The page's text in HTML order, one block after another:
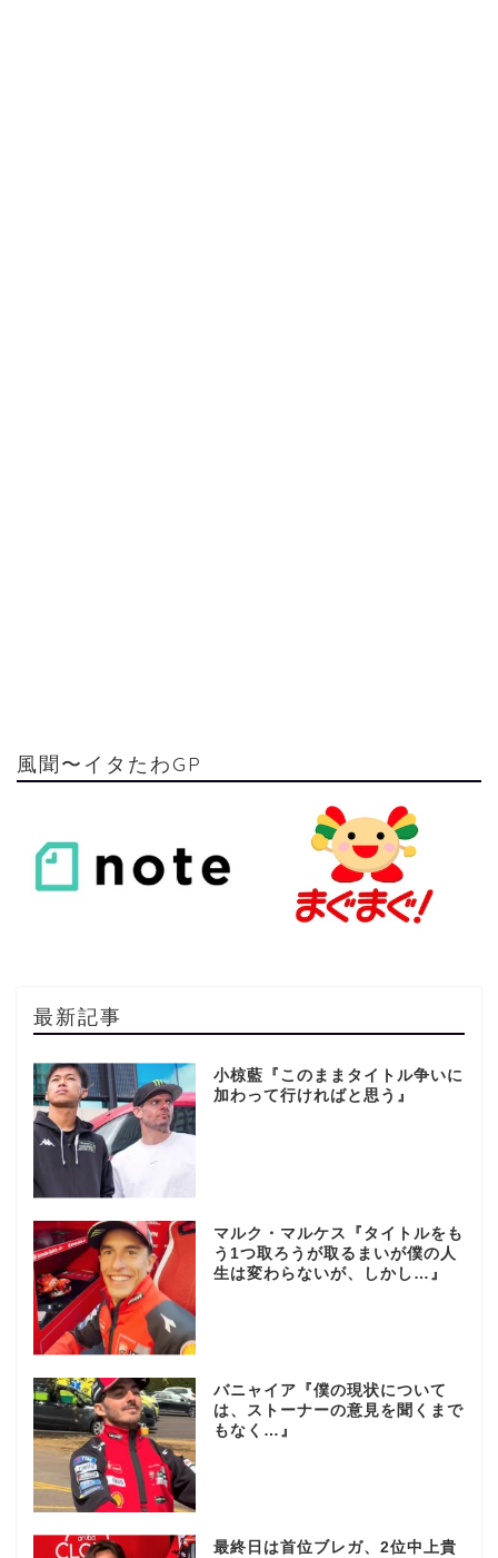
風聞〜イタたわGP
最新記事
小椋藍『このままタイトル争いに
加わって行ければと思う』
マルク・マルケス『タイトルをも
う1つ取ろうが取るまいが僕の人
生は変わらないが、しかし…』
バニャイア『僕の現状について
は、ストーナーの意見を聞くまで
もなく…』
最終日は首位ブレガ、2位中上貴